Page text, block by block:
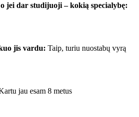
jei dar studijuoji – kokią specialybę:
jis vardu: Taip, turiu nuostabų vyrą
jau esam 8 metus